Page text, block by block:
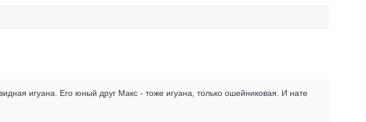
игуана. Его юный друг Макс - тоже игуана, только ошейниковая. И нате